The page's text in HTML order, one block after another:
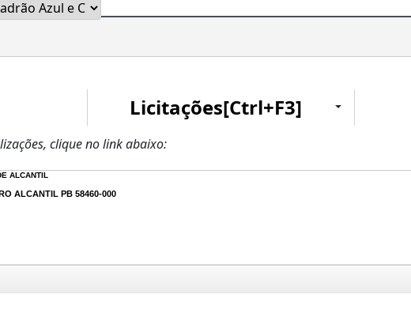
Licitações[Ctrl+F3]
clique no link abaixo:
ALCANTIL
ALCANTIL PB 58460-000